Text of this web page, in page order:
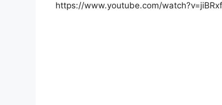
https://www.youtube.com/